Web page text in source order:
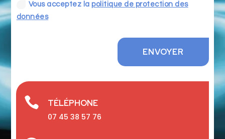
Vous acceptez lapolitique de protection des
données
ENVOYER
 TÉLÉPHONE
07 45 38 57 76